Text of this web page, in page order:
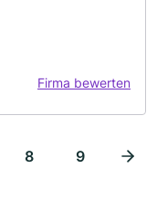
Firma bewerten
8 9